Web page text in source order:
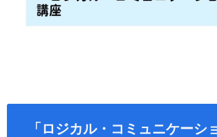
「ロジカル・コミュニケーシ